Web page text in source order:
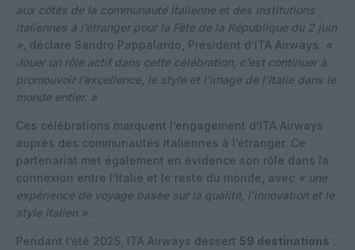
aux côtés de la communauté italienne et des institutions
italiennes à l’étranger pour la Fête de la République du 2 juin
» , déclare Sandro Pappalardo, Président d’ITA Airways. «
Jouer un rôle actif dans cette célébration, c’est continuer à
promouvoir l’excellence, le style et l’image de l’Italie dans le
monde entier. »
Ces célébrations marquent l’engagement d’ITA Airways
auprès des communautés italiennes à l’étranger. Ce
partenariat met également en évidence son rôle dans la
connexion entre l’Italie et le reste du monde, avec « une
expérience de voyage basée sur la qualité, l’innovation et le
style italien ».
Pendant l’été 2025, ITA Airways dessert 59 destinations :